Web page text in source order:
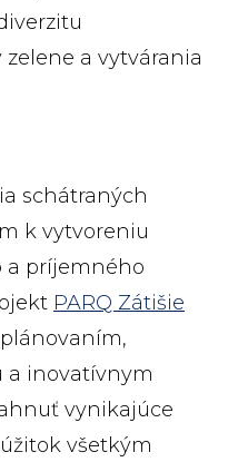
a vytvárania
schátraných
k vytvoreniu
a príjemného
PARQ Zátišie
a inovatívnym
vynikajúce
všetkým